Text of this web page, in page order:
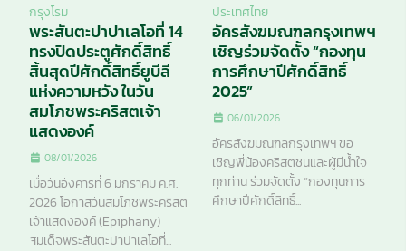
กรุงโรม
พระสันตะปาปาเลโอที่ 14
ทรงปิดประตูศักดิ์สิทธิ์
สิ้นสุดปีศักดิ์สิทธิ์ยูบีลี
แห่งความหวัง ในวัน
สมโภชพระคริสตเจ้า
แสดงองค์
08/01/2026
เมื่อวันอังคารที่ 6 มกราคม ค.ศ.
2026 โอกาสวันสมโภชพระคริสต
เจ้าแสดงองค์ (Epiphany)
สมเด็จพระสันตะปาปาเลโอที่...
ประเทศไทย
อัครสังฆมณฑลกรุงเทพฯ
เชิญร่วมจัดตั้ง “กองทุน
การศึกษาปีศักดิ์สิทธิ์
2025”
06/01/2026
อัครสังฆมณฑลกรุงเทพฯ ขอ
เชิญพี่น้องคริสตชนและผู้มีน้ำใจ
ทุกท่าน ร่วมจัดตั้ง “กองทุนการ
ศึกษาปีศักดิ์สิทธิ์...